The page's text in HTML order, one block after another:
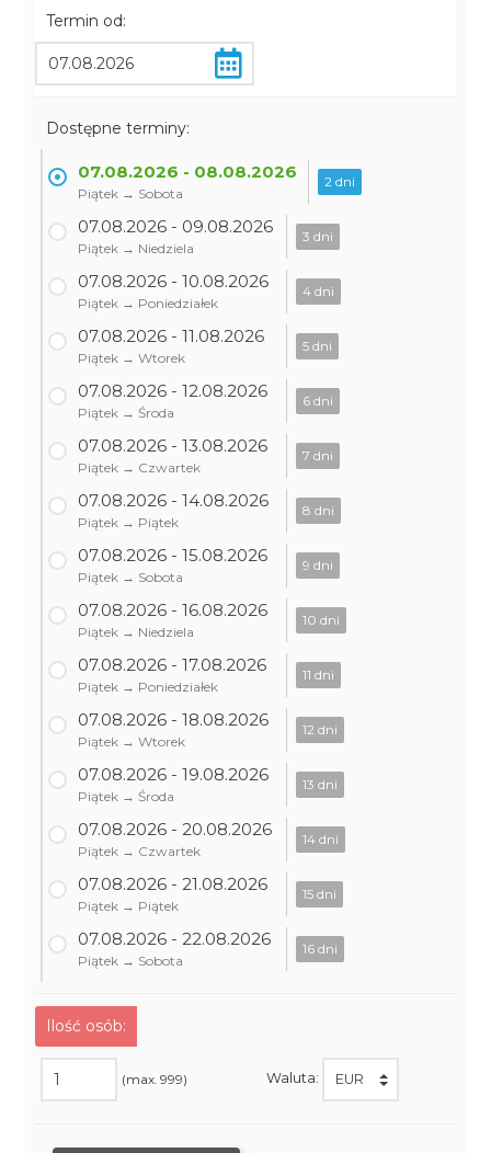
Termin od:
Dostępne terminy:
07.08.2026 - 08.08.2026
Piątek → Sobota
2 dni
07.08.2026 - 09.08.2026
Piątek → Niedziela
3 dni
07.08.2026 - 10.08.2026
Piątek → Poniedziałek
4 dni
07.08.2026 - 11.08.2026
Piątek → Wtorek
5 dni
07.08.2026 - 12.08.2026
Piątek → Środa
6 dni
07.08.2026 - 13.08.2026
Piątek → Czwartek
7 dni
07.08.2026 - 14.08.2026
Piątek → Piątek
8 dni
07.08.2026 - 15.08.2026
Piątek → Sobota
9 dni
07.08.2026 - 16.08.2026
Piątek → Niedziela
10 dni
07.08.2026 - 17.08.2026
Piątek → Poniedziałek
11 dni
07.08.2026 - 18.08.2026
Piątek → Wtorek
12 dni
07.08.2026 - 19.08.2026
Piątek → Środa
13 dni
07.08.2026 - 20.08.2026
Piątek → Czwartek
14 dni
07.08.2026 - 21.08.2026
Piątek → Piątek
15 dni
07.08.2026 - 22.08.2026
Piątek → Sobota
16 dni
Ilość osób:
(max. 999) Waluta: